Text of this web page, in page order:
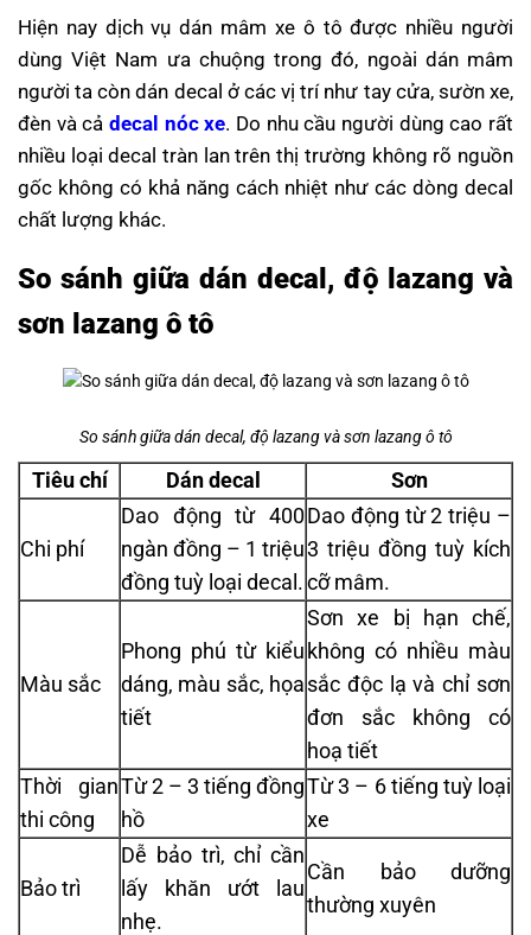
Hiện nay dịch vụ dán mâm xe ô tô được nhiều người
dùng Việt Nam ưa chuộng trong đó, ngoài dán mâm
người ta còn dán decal ở các vị trí như tay cửa, sườn xe,
đèn và cả decal nóc xe. Do nhu cầu người dùng cao rất
nhiều loại decal tràn lan trên thị trường không rõ nguồn
gốc không có khả năng cách nhiệt như các dòng decal
chất lượng khác.
So sánh giữa dán decal, độ lazang và
sơn lazang ô tô
So sánh giữa dán decal, độ lazang và sơn lazang ô tô
Tiêu chí Dán decal Sơn
Chi phí
Dao động từ 400
ngàn đồng – 1 triệu
đồng tuỳ loại decal.
Dao động từ 2 triệu –
3 triệu đồng tuỳ kích
cỡ mâm.
Màu sắc
Phong phú từ kiểu
dáng, màu sắc, họa
tiết
Sơn xe bị hạn chế,
không có nhiều màu
sắc độc lạ và chỉ sơn
đơn sắc không có
hoạ tiết
Thời gian
thi công
Từ 2 – 3 tiếng đồng
hồ
Từ 3 – 6 tiếng tuỳ loại
xe
Bảo trì
Dễ bảo trì, chỉ cần
lấy khăn ướt lau
nhẹ.
Cần bảo dưỡng
thường xuyên